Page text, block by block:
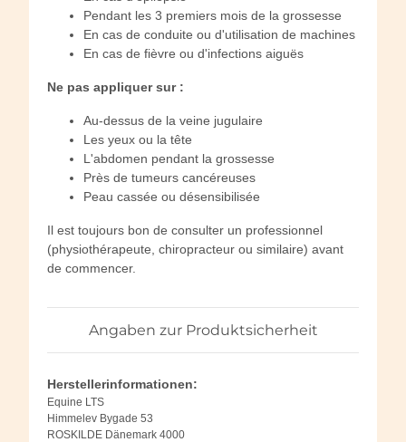
Pendant les 3 premiers mois de la grossesse
En cas de conduite ou d'utilisation de machines
En cas de fièvre ou d'infections aiguës
Ne pas appliquer sur :
Au-dessus de la veine jugulaire
Les yeux ou la tête
L'abdomen pendant la grossesse
Près de tumeurs cancéreuses
Peau cassée ou désensibilisée
Il est toujours bon de consulter un professionnel
(physiothérapeute, chiropracteur ou similaire) avant
de commencer.
Angaben zur Produktsicherheit
Herstellerinformationen:
Equine LTS
Himmelev Bygade 53
ROSKILDE Dänemark 4000